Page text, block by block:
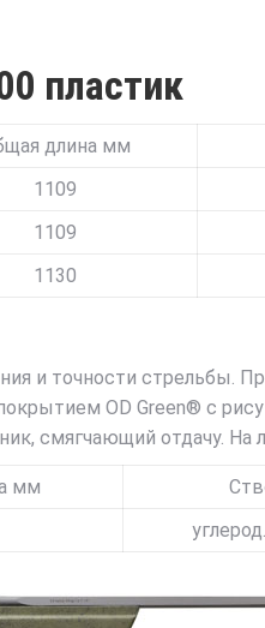
пластик
длина мм
1109
1109
1130
и точности стрельбы.
OD Green® c
смягчающий отдачу. На
мм